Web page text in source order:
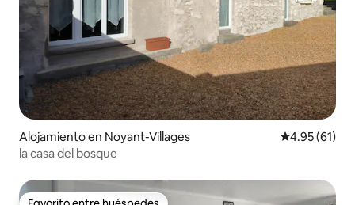
Alojamiento en Noyant-Villages Calificación
4.95 (61)
la casa del bosque